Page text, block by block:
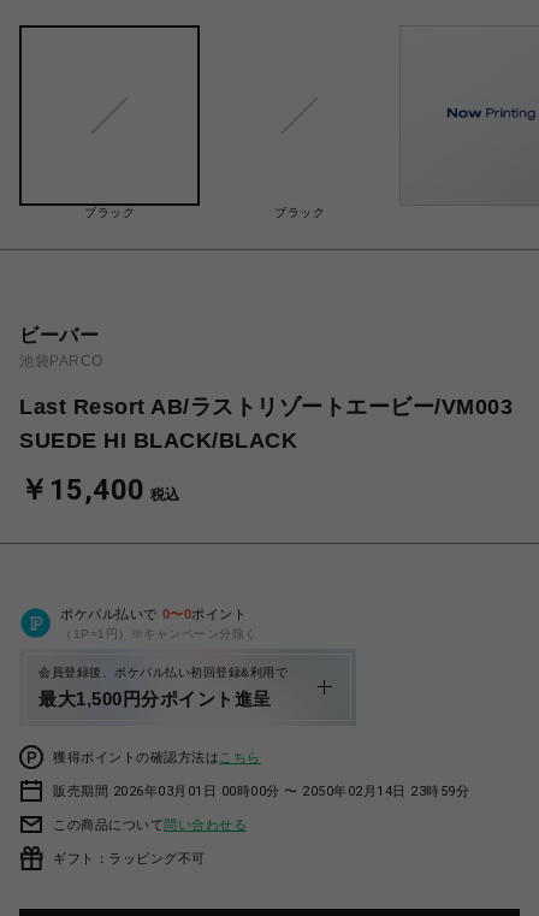
ブラック ブラック
ビーバー
池袋PARCO
Last Resort AB/ラストリゾートエービー/VM003
SUEDE HI BLACK/BLACK
￥15,400 税込
ポケパル払いで 0〜0ポイント
（1P=1円）※キャンペーン分除く
会員登録後、ポケパル払い初回登録&利用で
最大1,500円分ポイント進呈
獲得ポイントの確認方法は こちら
販売期間 2026年03月01日 00時00分 〜 2050年02月14日 23時59分
この商品について問い合わせる
ギフト：ラッピング不可